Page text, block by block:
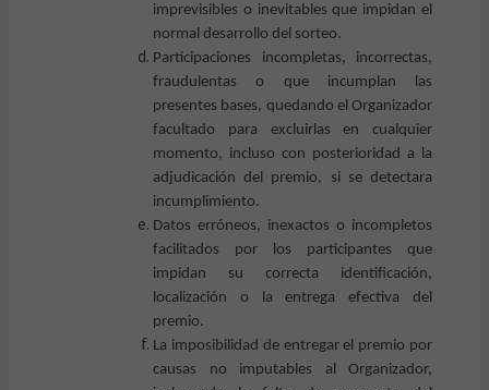
imprevisibles o inevitables que impidan el
normal desarrollo del sorteo.
Participaciones incompletas, incorrectas,
fraudulentas o que incumplan las
presentes bases, quedando el Organizador
facultado para excluirlas en cualquier
momento, incluso con posterioridad a la
adjudicación del premio, si se detectara
incumplimiento.
Datos erróneos, inexactos o incompletos
facilitados por los participantes que
impidan su correcta identificación,
localización o la entrega efectiva del
premio.
La imposibilidad de entregar el premio por
causas no imputables al Organizador,